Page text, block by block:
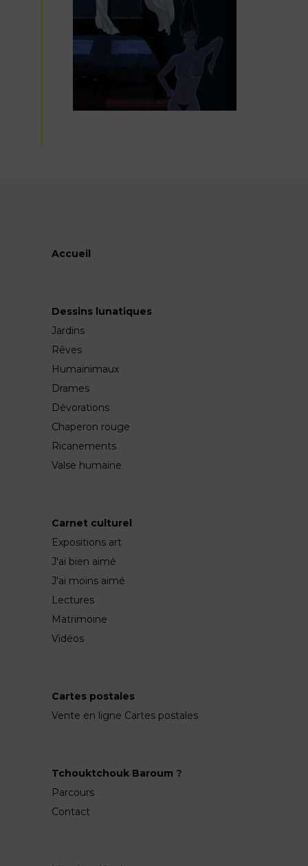
Accueil
Dessins lunatiques
Jardins
Rêves
Humainimaux
Drames
Dévorations
Chaperon rouge
Ricanements
Valse humaine
Carnet culturel
Expositions art
J'ai bien aimé
J'ai moins aimé
Lectures
Matrimoine
Vidéos
Cartes postales
Vente en ligne Cartes postales
Tchouktchouk Baroum ?
Parcours
Contact